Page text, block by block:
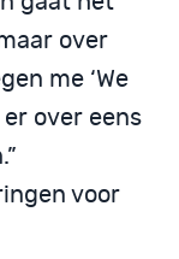
over
me ‘We
er over eens
voor